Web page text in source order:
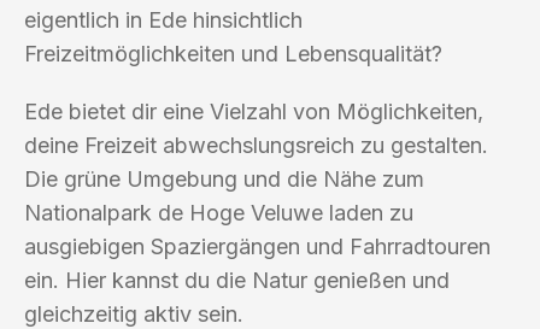
eigentlich in Ede hinsichtlich
Freizeitmöglichkeiten und Lebensqualität?
Ede bietet dir eine Vielzahl von Möglichkeiten,
deine Freizeit abwechslungsreich zu gestalten.
Die grüne Umgebung und die Nähe zum
Nationalpark de Hoge Veluwe laden zu
ausgiebigen Spaziergängen und Fahrradtouren
ein. Hier kannst du die Natur genießen und
gleichzeitig aktiv sein.